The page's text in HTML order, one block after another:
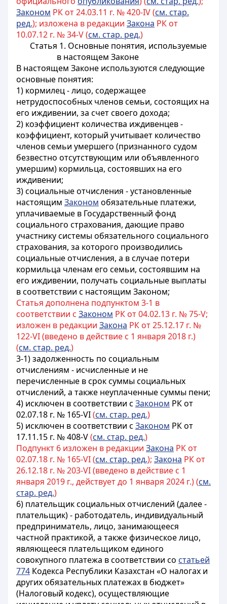
Законом РК от 24.03.11 г. № 420-IV (см. стар.
ред.); изложена в редакции Закона РК от
10.07.12 г. № 34-V (см. стар. ред.)
Статья 1. Основные понятия, используемые
в настоящем Законе
В настоящем Законе используются следующие
основные понятия:
1) кормилец - лицо, содержащее
нетрудоспособных членов семьи, состоящих на
его иждивении, за счет своего дохода;
2) коэффициент количества иждивенцев -
коэффициент, который учитывает количество
членов семьи умершего (признанного судом
безвестно отсутствующим или объявленного
умершим) кормильца, состоявших на его
иждивении;
3) социальные отчисления - установленные
настоящим Законом обязательные платежи,
уплачиваемые в Государственный фонд
социального страхования, дающие право
участнику системы обязательного социального
страхования, за которого производились
социальные отчисления, а в случае потери
кормильца членам его семьи, состоявшим на
его иждивении, получать социальные выплаты
в соответствии с настоящим Законом;
Статья дополнена подпунктом 3-1 в
соответствии с Законом РК от 04.02.13 г. № 75-V;
изложен в редакции Закона РК от 25.12.17 г. №
122-VI (введено в действие с 1 января 2018 г.)
(см. стар. ред.)
3-1) задолженность по социальным
отчислениям - исчисленные и не
перечисленные в срок суммы социальных
отчислений, а также неуплаченные суммы пени;
4) исключен в соответствии с Законом РК от
02.07.18 г. № 165-VI(см. стар. ред.)
5) исключен в соответствии с Законом РК от
17.11.15 г. № 408-V(см. стар. ред.)
Подпункт 6 изложен в редакции Закона РК от
02.07.18 г. № 165-VI (см. стар. ред.); Закона РК от
26.12.18 г. № 203-VI (введено в действие с 1
января 2019 г., действует до 1 января 2024 г.) (см.
стар. ред.)
6) плательщик социальных отчислений (далее -
плательщик) - работодатель, индивидуальный
предприниматель, лицо, занимающееся
частной практикой, а также физическое лицо,
являющееся плательщиком единого
совокупного платежа в соответствии со статьей
774 Кодекса Республики Казахстан «О налогах и
других обязательных платежах в бюджет»
(Налоговый кодекс), осуществляющие